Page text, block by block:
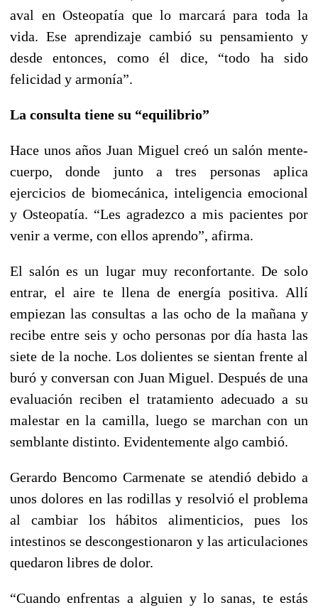
aval en Osteopatía que lo marcará para toda la
vida. Ese aprendizaje cambió su pensamiento y
desde entonces, como él dice, “todo ha sido
felicidad y armonía”.
La consulta tiene su “equilibrio”
Hace unos años Juan Miguel creó un salón mente-
cuerpo, donde junto a tres personas aplica
ejercicios de biomecánica, inteligencia emocional
y Osteopatía. “Les agradezco a mis pacientes por
venir a verme, con ellos aprendo”, afirma.
El salón es un lugar muy reconfortante. De solo
entrar, el aire te llena de energía positiva. Allí
empiezan las consultas a las ocho de la mañana y
recibe entre seis y ocho personas por día hasta las
siete de la noche. Los dolientes se sientan frente al
buró y conversan con Juan Miguel. Después de una
evaluación reciben el tratamiento adecuado a su
malestar en la camilla, luego se marchan con un
semblante distinto. Evidentemente algo cambió.
Gerardo Bencomo Carmenate se atendió debido a
unos dolores en las rodillas y resolvió el problema
al cambiar los hábitos alimenticios, pues los
intestinos se descongestionaron y las articulaciones
quedaron libres de dolor.
“Cuando enfrentas a alguien y lo sanas, te estás